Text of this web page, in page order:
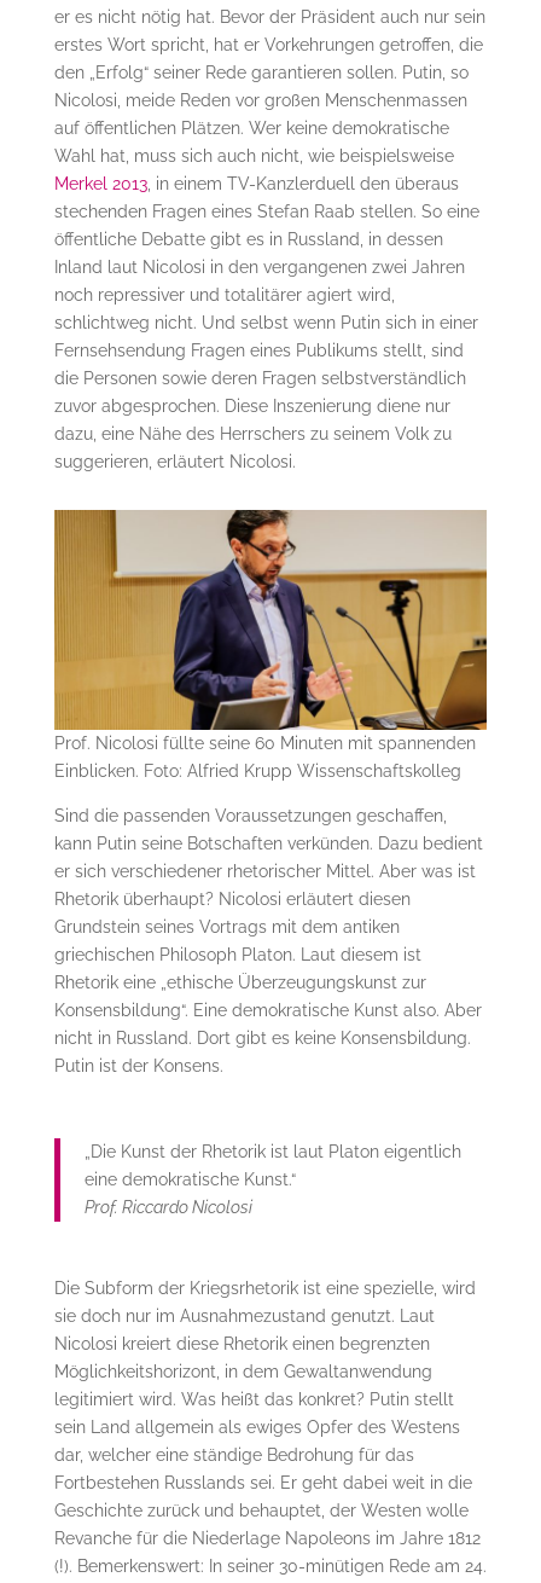
er es nicht nötig hat. Bevor der Präsident auch nur sein
erstes Wort spricht, hat er Vorkehrungen getroffen, die
den „Erfolg“ seiner Rede garantieren sollen. Putin, so
Nicolosi, meide Reden vor großen Menschenmassen
auf öffentlichen Plätzen. Wer keine demokratische
Wahl hat, muss sich auch nicht, wie beispielsweise
Merkel 2013, in einem TV-Kanzlerduell den überaus
stechenden Fragen eines Stefan Raab stellen. So eine
öffentliche Debatte gibt es in Russland, in dessen
Inland laut Nicolosi in den vergangenen zwei Jahren
noch repressiver und totalitärer agiert wird,
schlichtweg nicht. Und selbst wenn Putin sich in einer
Fernsehsendung Fragen eines Publikums stellt, sind
die Personen sowie deren Fragen selbstverständlich
zuvor abgesprochen. Diese Inszenierung diene nur
dazu, eine Nähe des Herrschers zu seinem Volk zu
suggerieren, erläutert Nicolosi.
Prof. Nicolosi füllte seine 60 Minuten mit spannenden
Einblicken. Foto: Alfried Krupp Wissenschaftskolleg
Sind die passenden Voraussetzungen geschaffen,
kann Putin seine Botschaften verkünden. Dazu bedient
er sich verschiedener rhetorischer Mittel. Aber was ist
Rhetorik überhaupt? Nicolosi erläutert diesen
Grundstein seines Vortrags mit dem antiken
griechischen Philosoph Platon. Laut diesem ist
Rhetorik eine „ethische Überzeugungskunst zur
Konsensbildung“. Eine demokratische Kunst also. Aber
nicht in Russland. Dort gibt es keine Konsensbildung.
Putin ist der Konsens.
„Die Kunst der Rhetorik ist laut Platon eigentlich
eine demokratische Kunst.“
Prof. Riccardo Nicolosi
Die Subform der Kriegsrhetorik ist eine spezielle, wird
sie doch nur im Ausnahmezustand genutzt. Laut
Nicolosi kreiert diese Rhetorik einen begrenzten
Möglichkeitshorizont, in dem Gewaltanwendung
legitimiert wird. Was heißt das konkret? Putin stellt
sein Land allgemein als ewiges Opfer des Westens
dar, welcher eine ständige Bedrohung für das
Fortbestehen Russlands sei. Er geht dabei weit in die
Geschichte zurück und behauptet, der Westen wolle
Revanche für die Niederlage Napoleons im Jahre 1812
(!). Bemerkenswert: In seiner 30-minütigen Rede am 24.